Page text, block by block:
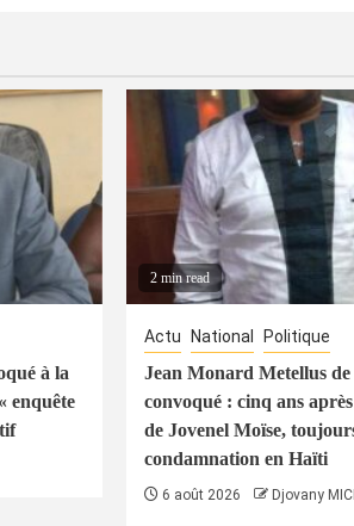
à la
enquête
2 min read
Actu National Politique
Jean Monard Metellus de
convoqué : cinq ans après
de Jovenel Moïse,
condamnation en Haïti
6 août 2026 Djovany